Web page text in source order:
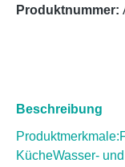
Produktnummer:
Beschreibung
KücheWasser-